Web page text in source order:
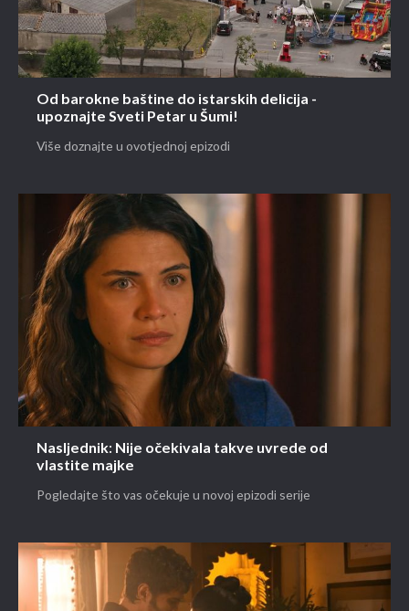
Od barokne baštine do istarskih delicija -
upoznajte Sveti Petar u Šumi!
Više doznajte u ovotjednoj epizodi
Nasljednik: Nije očekivala takve uvrede od
vlastite majke
Pogledajte što vas očekuje u novoj epizodi serije